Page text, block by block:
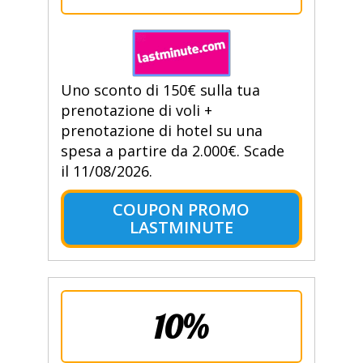
Uno sconto di 150€ sulla tua
prenotazione di voli +
prenotazione di hotel su una
spesa a partire da 2.000€. Scade
il 11/08/2026.
COUPON PROMO
LASTMINUTE
10%